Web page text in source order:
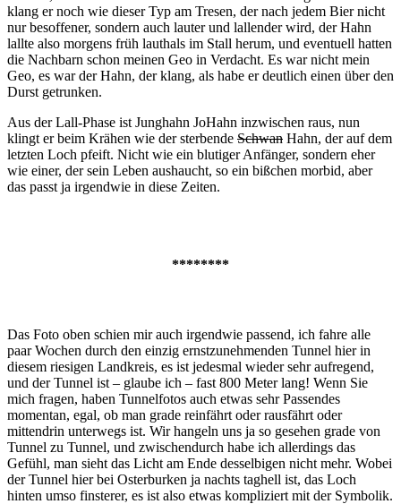
klang er noch wie dieser Typ am Tresen, der nach jedem Bier nicht
nur besoffener, sondern auch lauter und lallender wird, der Hahn
lallte also morgens früh lauthals im Stall herum, und eventuell hatten
die Nachbarn schon meinen Geo in Verdacht. Es war nicht mein
Geo, es war der Hahn, der klang, als habe er deutlich einen über den
Durst getrunken.
Aus der Lall-Phase ist Junghahn JoHahn inzwischen raus, nun
klingt er beim Krähen wie der sterbende Schwan Hahn, der auf dem
letzten Loch pfeift. Nicht wie ein blutiger Anfänger, sondern eher
wie einer, der sein Leben aushaucht, so ein bißchen morbid, aber
das passt ja irgendwie in diese Zeiten.
********
Das Foto oben schien mir auch irgendwie passend, ich fahre alle
paar Wochen durch den einzig ernstzunehmenden Tunnel hier in
diesem riesigen Landkreis, es ist jedesmal wieder sehr aufregend,
und der Tunnel ist – glaube ich – fast 800 Meter lang! Wenn Sie
mich fragen, haben Tunnelfotos auch etwas sehr Passendes
momentan, egal, ob man grade reinfährt oder rausfährt oder
mittendrin unterwegs ist. Wir hangeln uns ja so gesehen grade von
Tunnel zu Tunnel, und zwischendurch habe ich allerdings das
Gefühl, man sieht das Licht am Ende desselbigen nicht mehr. Wobei
der Tunnel hier bei Osterburken ja nachts taghell ist, das Loch
hinten umso finsterer, es ist also etwas kompliziert mit der Symbolik.